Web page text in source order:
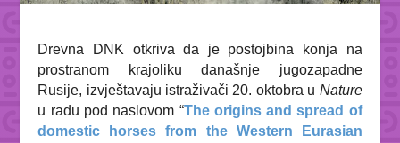
Drevna DNK otkriva da je postojbina konja na
prostranom krajoliku današnje jugozapadne
Rusije, izvještavaju istraživači 20. oktobra u Nature
u radu pod naslovom “The origins and spread of
domestic horses from the Western Eurasian